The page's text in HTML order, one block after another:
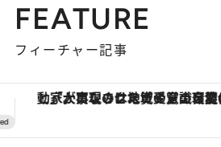
FEATURE
フィーチャー記事
「土佐和ハーブかき氷」がOMO7高知に登場！生姜、山椒、大葉など目